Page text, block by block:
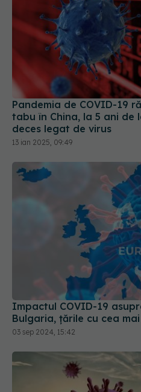
Pandemia de COVID-19
tabu în China, la 5 ani de
deces legat de virus
13 ian 2025, 09:49
Impactul COVID-19
Bulgaria, țările cu cea
03 sep 2024, 15:42